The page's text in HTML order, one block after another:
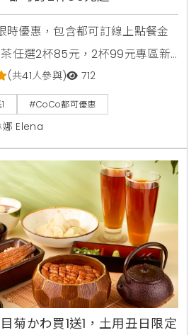
優惠，包含都可訂線上點餐金
任選2杯85元，2杯99元專區新
週一二指定咖啡買1送1，8月5日
雙響炮買1送1優惠。
(共41人參與) 712
#CoCo都可優惠
娜 Elena
菊かわ買1送1，土用丑日限定